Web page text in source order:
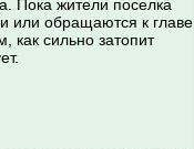
Пока жители поселка
или обращаются к главе
как сильно затопит